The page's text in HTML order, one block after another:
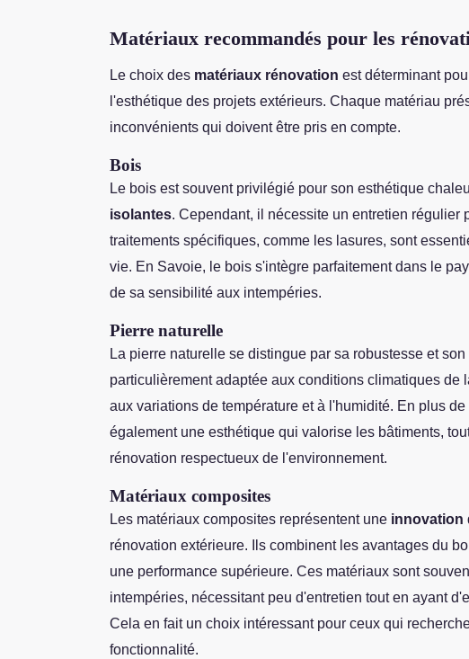
Matériaux recommandés pour les
Le choix des matériaux rénovation est déterminant
l'esthétique des projets extérieurs. Chaque matériau
inconvénients qui doivent être pris en compte.
Bois
Le bois est souvent privilégié pour son esthétique
isolantes. Cependant, il nécessite un entretien régulier
traitements spécifiques, comme les lasures, sont
vie. En Savoie, le bois s'intègre parfaitement dans le
de sa sensibilité aux intempéries.
Pierre naturelle
La pierre naturelle se distingue par sa robustesse et
particulièrement adaptée aux conditions climatiques de
aux variations de température et à l'humidité. En plus
également une esthétique qui valorise les bâtiments,
rénovation respectueux de l'environnement.
Matériaux composites
Les matériaux composites représentent une innovation
rénovation extérieure. Ils combinent les avantages du
une performance supérieure. Ces matériaux sont
intempéries, nécessitant peu d'entretien tout en ayant
Cela en fait un choix intéressant pour ceux qui
fonctionnalité.